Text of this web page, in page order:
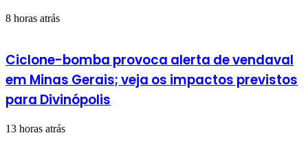
8 horas atrás
Ciclone-bomba provoca alerta de vendaval
em Minas Gerais; veja os impactos previstos
para Divinópolis
13 horas atrás